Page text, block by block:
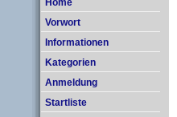
Home
Vorwort
Informationen
Kategorien
Anmeldung
Startliste